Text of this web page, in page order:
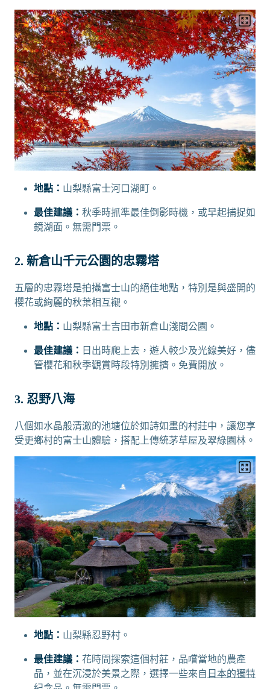
地點： 山梨縣富士河口湖町。
最佳建議： 秋季時抓準最佳倒影時機，或早起捕捉如
鏡湖面。無需門票。
2. 新倉山千元公園的忠霧塔
五層的忠霧塔是拍攝富士山的絕佳地點，特別是與盛開的
櫻花或絢麗的秋葉相互襯。
地點： 山梨縣富士吉田市新倉山淺間公園。
最佳建議： 日出時爬上去，遊人較少及光線美好，儘
管櫻花和秋季觀賞時段特別擁擠。免費開放。
3. 忍野八海
八個如水晶般清澈的池塘位於如詩如畫的村莊中，讓您享
受更鄉村的富士山體驗，搭配上傳統茅草屋及翠綠園林。
地點： 山梨縣忍野村。
最佳建議： 花時間探索這個村莊，品嚐當地的農產
品，並在沉浸於美景之際，選擇一些來自 日本的獨特